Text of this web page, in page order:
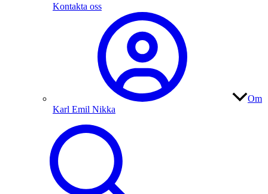
Kontakta oss
Om
Karl Emil Nikka